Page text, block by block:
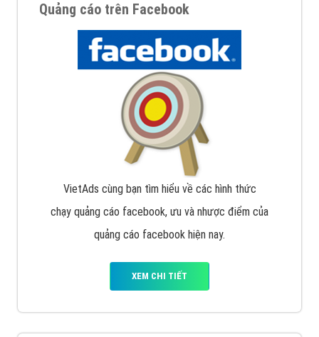
Quảng cáo trên Facebook
VietAds cùng bạn tìm hiểu về các hình thức
chạy quảng cáo facebook, ưu và nhược điểm của
quảng cáo facebook hiện nay.
XEM CHI TIẾT